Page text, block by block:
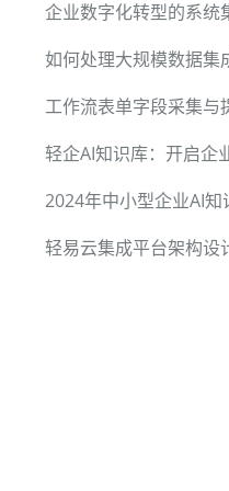
企业数字化转型的系统
如何处理大规模数据集
工作流表单字段采集与
轻企AI知识库：开启企
2024年中小型企业AI知
轻易云集成平台架构设